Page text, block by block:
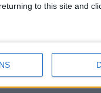
to this site and